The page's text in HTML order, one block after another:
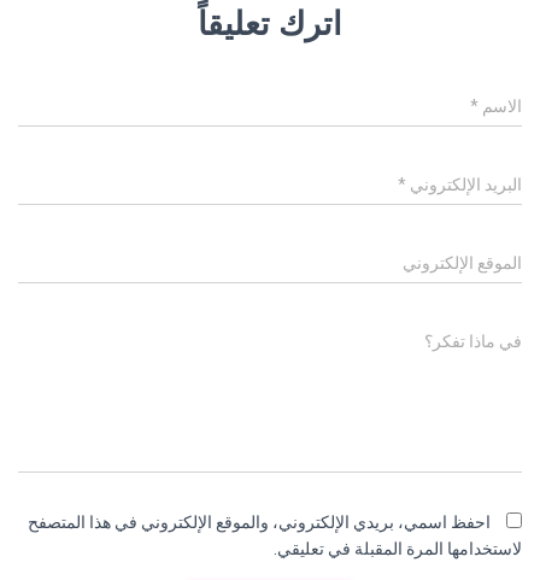
اترك تعليقاً
الاسم *
البريد الإلكتروني *
الموقع الإلكتروني
في ماذا تفكر؟
احفظ اسمي، بريدي الإلكتروني، والموقع الإلكتروني في هذا المتصفح
لاستخدامها المرة المقبلة في تعليقي.